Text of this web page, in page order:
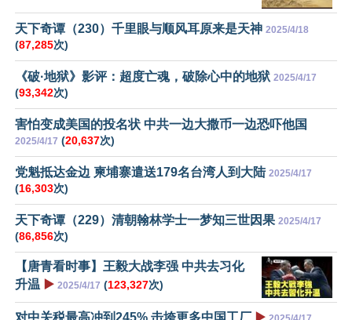
天下奇谭（230）千里眼与顺风耳原来是天神 2025/4/18
(87,285次)
《破·地狱》影评：超度亡魂，破除心中的地狱 2025/4/17
(93,342次)
害怕变成美国的投名状 中共一边大撒币一边恐吓他国
2025/4/17 (20,637次)
党魁抵达金边 柬埔寨遣送179名台湾人到大陆 2025/4/17
(16,303次)
天下奇谭（229）清朝翰林学士一梦知三世因果 2025/4/17
(86,856次)
【唐青看时事】王毅大战李强 中共去习化
升温 ▶️ 2025/4/17 (123,327次)